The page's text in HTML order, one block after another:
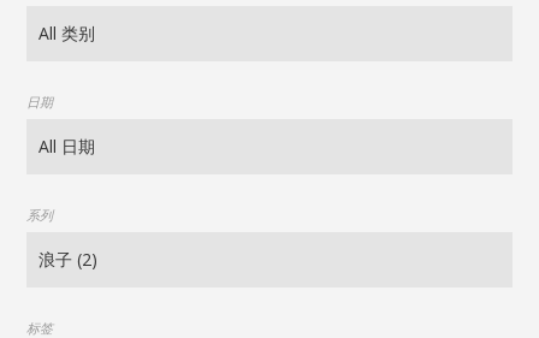
日期
系列
标签